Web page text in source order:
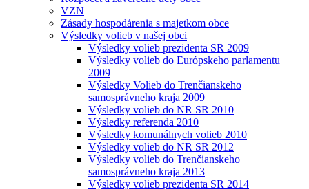
VZN
Zásady hospodárenia s majetkom obce
Výsledky volieb v našej obci
Výsledky volieb prezidenta SR 2009
Výsledky volieb do Európskeho parlamentu
2009
Výsledky Volieb do Trenčianskeho
samosprávneho kraja 2009
Výsledky volieb do NR SR 2010
Výsledky referenda 2010
Výsledky komunálnych volieb 2010
Výsledky volieb do NR SR 2012
Výsledky volieb do Trenčianskeho
samosprávneho kraja 2013
Výsledky volieb prezidenta SR 2014